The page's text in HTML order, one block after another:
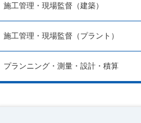
施工管理・現場監督（建築）
施工管理・現場監督（プラント）
プランニング・測量・設計・積算